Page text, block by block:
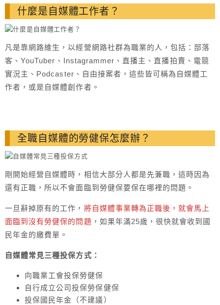
什麼是自媒體工作者？
凡是靠網路維生，以經營網路社群為職業的人，包括：部落
客、YouTuber、Instagrammer、直播主、直播拍賣、電競
實況主、Podcaster、自由接案者，這些皆可稱為自媒體工
作者，或是自媒體創作者。
全職自媒體的勞健保怎麼辦？
剛開始經營自媒體時，相信大部分人都是先兼職，這時因為
還有正職，所以不會面臨到勞健保要保在哪裡的問題。
一旦辭掉原有的工作， 將自媒體事業轉為正職後，就會馬上
面臨到沒有勞健保的問題 ，如果年滿25歲，很快就會收到國
民年金的繳費單。
自媒體常見三種投保方式：
向職業工會投保勞健保
自行成立公司投保勞保健保
投保國民年金（不建議）